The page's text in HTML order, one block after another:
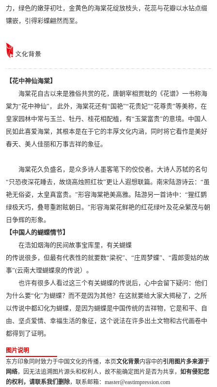
力，绿色的嫩芽初吐，金黄色的海棠花绽放枝头，花蕊与花瓣以水钻点缀
镶嵌，引得彩蝶翩然而至。
【花中神仙海棠】
海棠花自古以来是雅俗共赏的花，唐朝宰相贾耽的《花谱》一书称海
棠为“花中神仙”， 此外，海棠花还有“国艳”“花贵妃”“花尊贵”等美称，在
皇家园林中常与玉兰、牡丹、桂花相配植，有“玉棠富贵”的意境。中国人
民如此喜爱海棠，其根本是在于它的丰厚文化内涵，同时将它看作是美好
春天、美人佳丽和万事吉祥的象征。
海棠花久负盛名，是众多诗人墨客笔下的佼佼者。大诗人苏轼的名句
“只恐夜深花睡去，故烧高烛照红妆”更让人遐想联篇。南宋陆游诗云：“虽
艳无俗姿，太皇真富贵。”形容海棠艳美高雅。陆游另一首诗中：“猩红鹦
绿极天巧，叠萼重跗眩朝日。”形容海棠花鲜艳的红花绿叶及花朵繁茂与朝
日争辉的形象。
【中国人的蝴蝶情节】
在浩如烟海的民间故事宝库里，有关蝴蝶
的传说很多，但最有代表性的就要数“梁祝”、“庄周梦蝶”、“霞郎雯姑的故
事”(云南大理蝴蝶泉的传说）。
也许有很多人看过这三个有关蝴蝶的传说后，心中会留下疑问：他们
为什么要“化”为蝴蝶？而不是因为其他？在这就要给大家大揭秘了，之所
以传说中都幻化为蝴蝶，是因为蝴蝶是中国传统的吉祥物，它是和平、自
由、坚贞爱情、幸福生活的象征，这个说法在许多出土文物和古代画卷中
都得到了证明。
图片说明
东方印象同时致力于中国文化的传播，本页文化背景内容中的引用图片多来源于
网络，因无法追溯图片源头和权利人，故不能确定图片是否为共享， 如有侵犯您
的权利，请联系我们删除，联系邮箱：master@eastimpression.com